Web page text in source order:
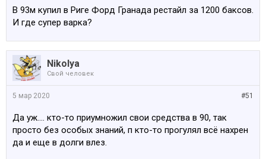
качестве рабочей лошади они используют почти
новый по тем временам Ваген Т4. Красавцы в общем
В 93м купил в Риге Форд Гранада рестайл за 1200 баксов.
И где супер варка?
Nikolya
Свой человек
#51
5 мар 2020
Да уж.... кто-то приумножил свои средства в 90, так
просто без особых знаний, п кто-то прогулял всё нахрен
да и еще в долги влез.